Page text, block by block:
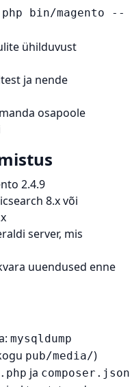
php bin/magento --
ühilduvust
ja nende
osapoole
2.4.9
8.x või
server, mis
uuendused enne
mysqldump
pub/media/)
ja composer.json